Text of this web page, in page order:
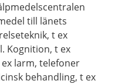
till länets
t ex
Kognition, t ex
larm, telefoner
behandling, t ex